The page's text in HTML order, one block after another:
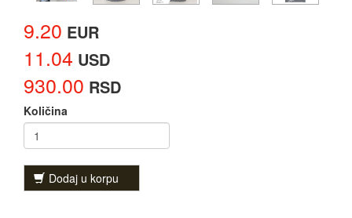
9.20 EUR
11.04 USD
930.00 RSD
Količina
Dodaj u korpu